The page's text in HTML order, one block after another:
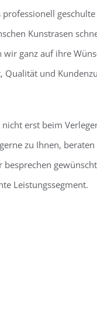
Kunstrasen
ganz auf ihre
Qualität und
erst beim
zu Ihnen,
Leistungssegment.